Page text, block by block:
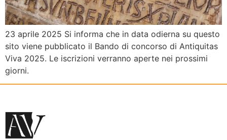
23 aprile 2025 Si informa che in data odierna su questo
sito viene pubblicato il Bando di concorso di Antiquitas
Viva 2025. Le iscrizioni verranno aperte nei prossimi
giorni.